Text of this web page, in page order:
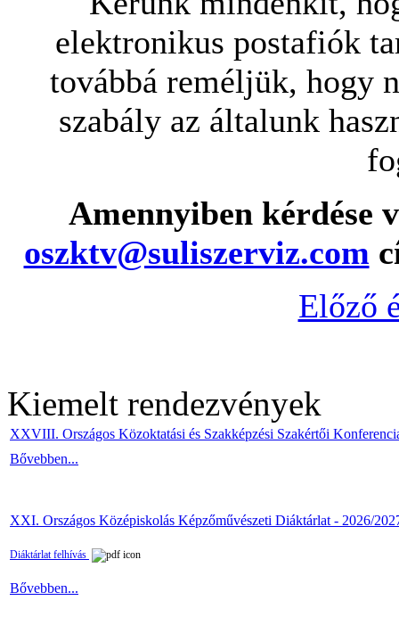
elektronikus postafiók
továbbá reméljük, hogy
szabály az általunk
Amennyiben kérdése
oszktv@suliszerviz.com
Előző
Kiemelt rendezvények
XXVIII. Országos Közoktatási és Szakképzési Szakértői
Bővebben...
XXI. Országos Középiskolás Képzőművészeti Diáktárlat - 2026/
Diáktárlat felhívás
Bővebben...